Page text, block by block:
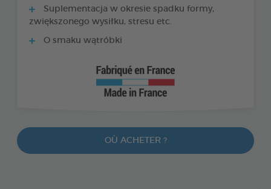
Suplementacja w okresie spadku formy,
zwiększonego wysiłku, stresu etc.
O smaku wątróbki
OÙ ACHETER ?